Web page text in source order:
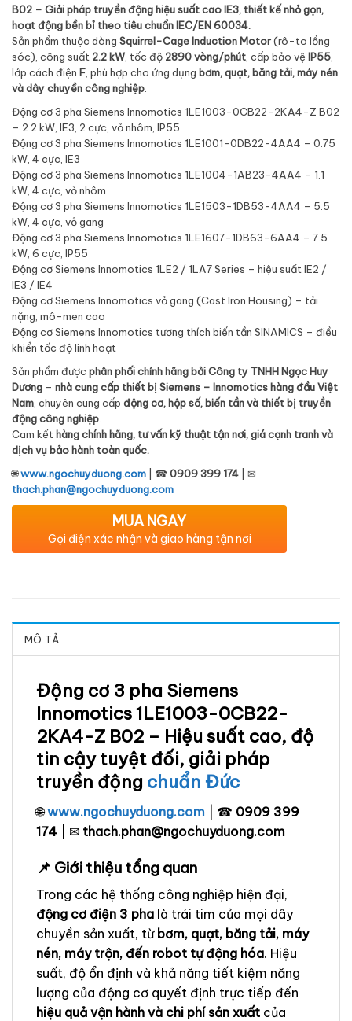
B02 – Giải pháp truyền động hiệu suất cao IE3, thiết kế nhỏ gọn,
hoạt động bền bỉ theo tiêu chuẩn IEC/EN 60034.
Sản phẩm thuộc dòng Squirrel-Cage Induction Motor(rô-to lồng
sóc), công suất 2.2 kW , tốc độ 2890 vòng/phút , cấp bảo vệ IP55
lớp cách điện F , phù hợp cho ứng dụng bơm, quạt, băng tải, máy nén
và dây chuyền công nghiệp
Động cơ 3 pha Siemens Innomotics 1LE1003-0CB22-2KA4-Z B02
– 2.2 kW, IE3, 2 cực, vỏ nhôm, IP55
Động cơ 3 pha Siemens Innomotics 1LE1001-0DB22-4AA4 – 0.75
kW, 4 cực, IE3
Động cơ 3 pha Siemens Innomotics 1LE1004-1AB23-4AA4 – 1.1
kW, 4 cực, vỏ nhôm
Động cơ 3 pha Siemens Innomotics 1LE1503-1DB53-4AA4 – 5.5
kW, 4 cực, vỏ gang
Động cơ 3 pha Siemens Innomotics 1LE1607-1DB63-6AA4 – 7.5
kW, 6 cực, IP55
Động cơ Siemens Innomotics 1LE2 / 1LA7 Series – hiệu suất IE2 /
IE3 / IE4
Động cơ Siemens Innomotics vỏ gang (Cast Iron Housing) – tải
nặng, mô-men cao
Động cơ Siemens Innomotics tương thích biến tần SINAMICS – điều
khiển tốc độ linh hoạt
Sản phẩm được phân phối chính hãng bởi Công ty TNHH Ngọc Huy
Dương – nhà cung cấp thiết bị Siemens – Innomotics hàng đầu Việt
Nam , chuyên cung cấp động cơ, hộp số, biến tần và thiết bị truyền
động công nghiệp
Cam kết hàng chính hãng, tư vấn kỹ thuật tận nơi, giá cạnh tranh và
dịch vụ bảo hành toàn quốc.
🌐www.ngochuyduong.com | ☎0909 399 174 | ✉
thach.phan@ngochuyduong.com
MUA NGAY
Gọi điện xác nhận và giao hàng tận nơi
MÔ TẢ
Động cơ 3 pha Siemens
Innomotics 1LE1003-0CB22-
2KA4-Z B02 – Hiệu suất cao, độ
tin cậy tuyệt đối, giải pháp
truyền động chuẩn Đức
🌐 www.ngochuyduong.com | ☎ 0909 399
174 | ✉ thach.phan@ngochuyduong.com
📌 Giới thiệu tổng quan
Trong các hệ thống công nghiệp hiện đại,
động cơ điện 3 pha là trái tim của mọi dây
chuyền sản xuất, từ bơm, quạt, băng tải, máy
nén, máy trộn, đến robot tự động hóa. Hiệu
suất, độ ổn định và khả năng tiết kiệm năng
lượng của động cơ quyết định trực tiếp đến
hiệu quả vận hành và chi phí sản xuất của